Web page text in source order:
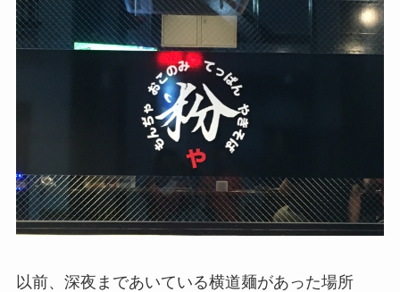
以前、深夜まであいている横道麺があった場所